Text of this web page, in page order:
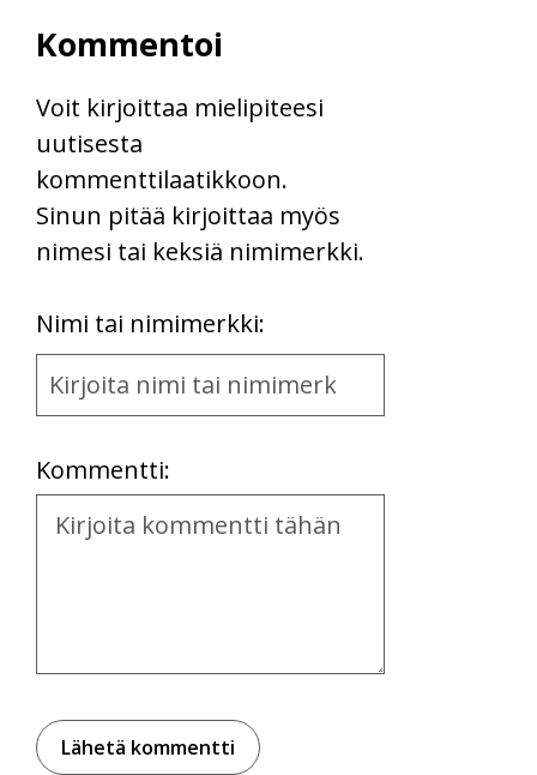
Kommentoi
Voit kirjoittaa mielipiteesi
uutisesta
kommenttilaatikkoon.
Sinun pitää kirjoittaa myös
nimesi tai keksiä nimimerkki.
Nimi tai nimimerkki:
Name
and
Kommentti:
Kommentti